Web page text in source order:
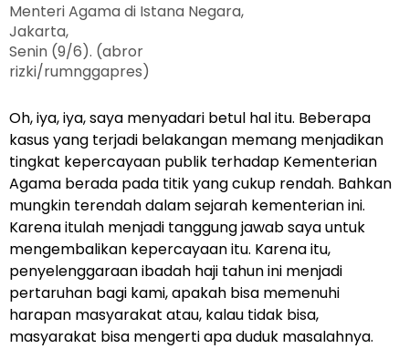
Menteri Agama di Istana Negara,
Jakarta,
Senin (9/6). (abror
rizki/rumnggapres)
Oh, iya, iya, saya menyadari betul hal itu. Beberapa
kasus yang terjadi belakangan memang menjadikan
tingkat kepercayaan publik terhadap Kementerian
Agama berada pada titik yang cukup rendah. Bahkan
mungkin terendah dalam sejarah kementerian ini.
Karena itulah menjadi tanggung jawab saya untuk
mengembalikan kepercayaan itu. Karena itu,
penyelenggaraan ibadah haji tahun ini menjadi
pertaruhan bagi kami, apakah bisa memenuhi
harapan masyarakat atau, kalau tidak bisa,
masyarakat bisa mengerti apa duduk masalahnya.